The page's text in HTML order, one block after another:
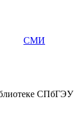
СМИ
СПбГЭУ